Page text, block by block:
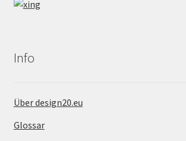
Info
Über design20.eu
Glossar